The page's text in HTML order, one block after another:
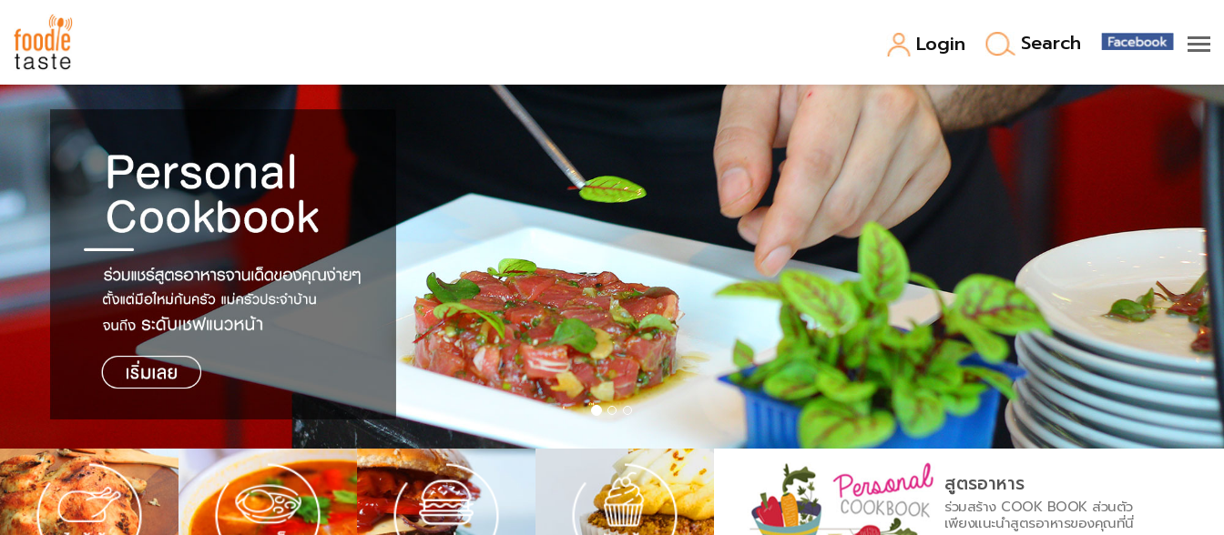
Login Search
สูตรอาหาร
สูตรอาหารล่าสุด
Top Foodie
พาไปชิม
สารพันก้นครัว
เคล็ดลับน่ารู้
เปรียบเทียบหน่วยการตวง
เปรียบเทียบอุณหภูมิ
เปรียบเทียบน้ำหนักวัตถุดิบ
ชั่งตวงเนย
FoodPedia
สร้าง Cookbook
สูตรอาหาร
ร่วมสร้าง COOK BOOK ส่วนตัว
เพียงแนะนำสูตรอาหารของคุณที่นี่